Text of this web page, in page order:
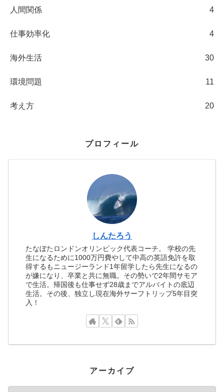
人間関係 4
仕事効率化 4
海外生活 30
環境問題 11
考え方 20
プロフィール
しんたろう
たなぼたロンドンオリンピック代表コーチ。 学校の先
生になるために1000万円費やして中高の英語免許を取
得するもニュージーランド1年留学したら先生になるの
が嫌になり、卒業と共に無職。その勢いで2年間サモア
で生活。帰国後も仕事せず28歳までアルバイトの底辺
生活。その後、独立し現在海外サーフトリップ5年目突
入！
アーカイブ